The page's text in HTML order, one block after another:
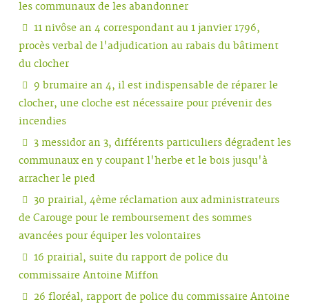
les communaux de les abandonner
11 nivôse an 4 correspondant au 1 janvier 1796,
procès verbal de l'adjudication au rabais du bâtiment
du clocher
9 brumaire an 4, il est indispensable de réparer le
clocher, une cloche est nécessaire pour prévenir des
incendies
3 messidor an 3, différents particuliers dégradent les
communaux en y coupant l'herbe et le bois jusqu'à
arracher le pied
30 prairial, 4ème réclamation aux administrateurs
de Carouge pour le remboursement des sommes
avancées pour équiper les volontaires
16 prairial, suite du rapport de police du
commissaire Antoine Miffon
26 floréal, rapport de police du commissaire Antoine